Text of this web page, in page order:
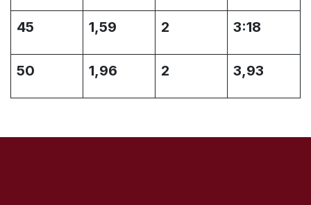
45 1,59 2 3:18
50 1,96 2 3,93